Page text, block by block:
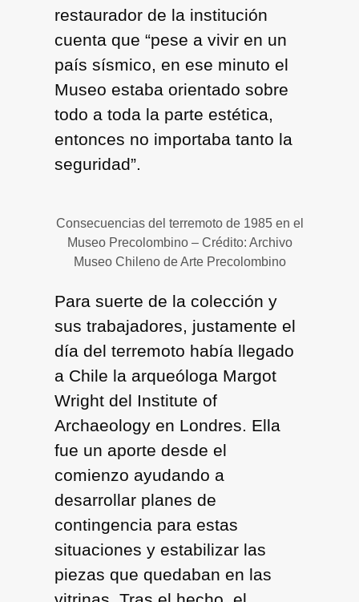
restaurador de la institución
cuenta que “pese a vivir en un
país sísmico, en ese minuto el
Museo estaba orientado sobre
todo a toda la parte estética,
entonces no importaba tanto la
seguridad”.
Consecuencias del terremoto de 1985 en el
Museo Precolombino – Crédito: Archivo
Museo Chileno de Arte Precolombino
Para suerte de la colección y
sus trabajadores, justamente el
día del terremoto había llegado
a Chile la arqueóloga Margot
Wright del Institute of
Archaeology en Londres. Ella
fue un aporte desde el
comienzo ayudando a
desarrollar planes de
contingencia para estas
situaciones y estabilizar las
piezas que quedaban en las